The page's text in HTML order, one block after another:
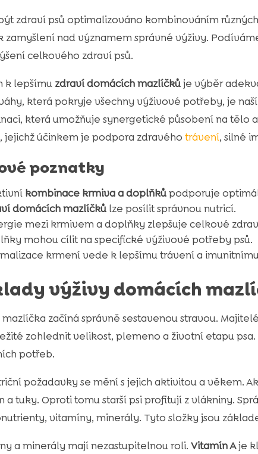
zdraví psů optimalizováno kombinováním
zamyšlení nad významem správné výživy.
celkového zdraví psů.
k lepšímu zdraví domácích mazlíčkůje výběr
která pokryje všechny výživové potřeby, je
která umožňuje synergetické působení na tělo
jejichž účinkem je podpora zdravého trávení, silné
poznatky
kombinace krmiva a doplňkůpodporuje
domácích mazlíčkůlze posílit správnou nutricí.
mezi krmivem a doplňky zlepšuje celkové
mohou cílit na specifické výživové potřeby psů.
krmení vede k lepšímu trávení a
výživy domácích
mazlíčka začíná správně sestavenou stravou.
zohlednit velikost, plemeno a životní etapu
potřeb.
požadavky se mění s jejich aktivitou a věkem.
a tuky. Oproti tomu starší psi profitují z vlákniny.
vitamíny, minerály. Tyto složky jsou
a minerály mají nezastupitelnou roli. Vitamín Aje